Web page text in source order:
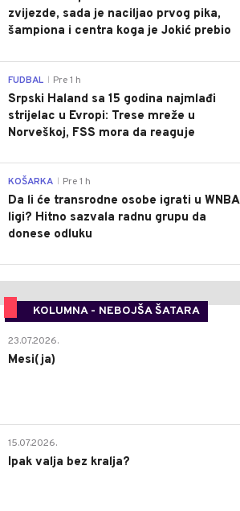
zvijezde, sada je naciljao prvog pika,
šampiona i centra koga je Jokić prebio
FUDBAL Pre 1 h
Srpski Haland sa 15 godina najmlađi
strijelac u Evropi: Trese mreže u
Norveškoj, FSS mora da reaguje
KOŠARKA Pre 1 h
Da li će transrodne osobe igrati u WNBA
ligi? Hitno sazvala radnu grupu da
donese odluku
KOLUMNA - NEBOJŠA ŠATARA
23.07.2026.
Mesi(ja)
15.07.2026.
Ipak valja bez kralja?